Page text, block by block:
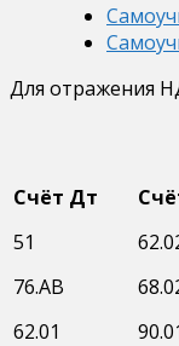
Для отражения
Счёт Дт
51
76.АВ
62.01